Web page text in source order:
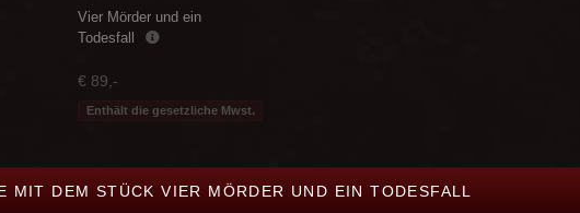
Vier Mörder und ein
Todesfall
€ 89,-
Enthält die gesetzliche Mwst.
MIT DEM STÜCK VIER MÖRDER UND EIN TODESFALL